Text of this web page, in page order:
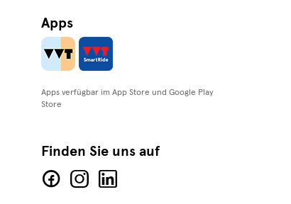
Apps
Apps verfügbar im App Store und Google Play
Store
Finden Sie uns auf